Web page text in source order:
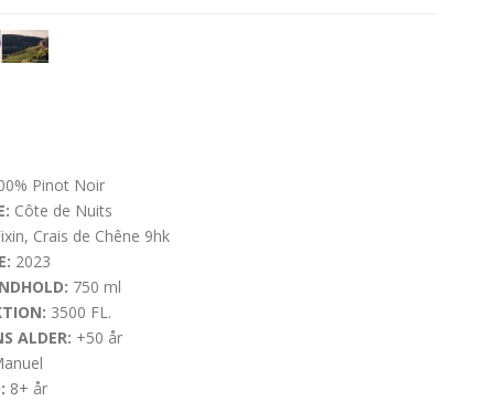
Pinot Noir
Côte de Nuits
Crais de Chêne 9hk
2023
750 ml
3500 FL.
ALDER: +50 år
8+ år